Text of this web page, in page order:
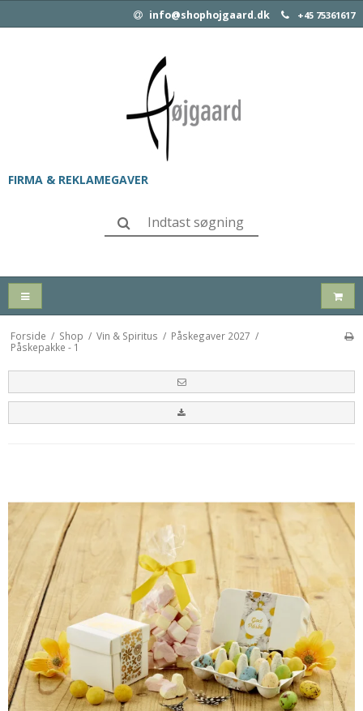
info@shophojgaard.dk +45 75361617
FIRMA & REKLAMEGAVER
Forside / Shop / Vin & Spiritus / Påskegaver 2027 /
Påskepakke - 1